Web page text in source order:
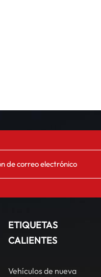
ETIQUETAS
CALIENTES
Vehículos de nueva